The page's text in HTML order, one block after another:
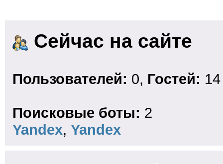
Сейчас на сайте
Пользователей: 0, Гостей: 14
Поисковые боты: 2
Yandex, Yandex